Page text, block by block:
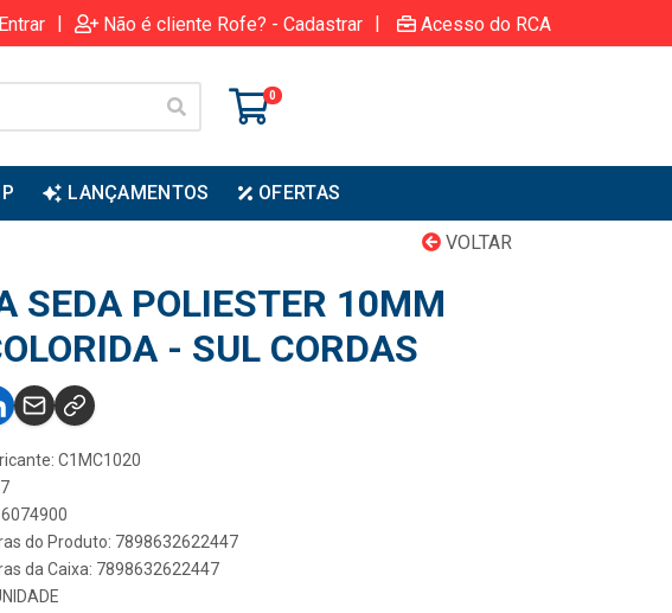
| Não é cliente Rofe? - Cadastrar | Acesso do RCA
0
LANÇAMENTOS OFERTAS
VOLTAR
SEDA POLIESTER 10MM
- SUL CORDAS
C1MC1020
do Produto: 7898632622447
da Caixa: 7898632622447